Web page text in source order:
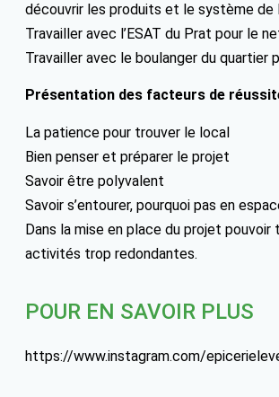
découvrir les produits et le système de
Travailler avec l’ESAT du Prat pour le
Travailler avec le boulanger du quartier
Présentation des facteurs de
La patience pour trouver le local
Bien penser et préparer le projet
Savoir être polyvalent
Savoir s’entourer, pourquoi pas en
Dans la mise en place du projet
activités trop redondantes.
POUR EN SAVOIR PLUS
https://www.instagram.com/